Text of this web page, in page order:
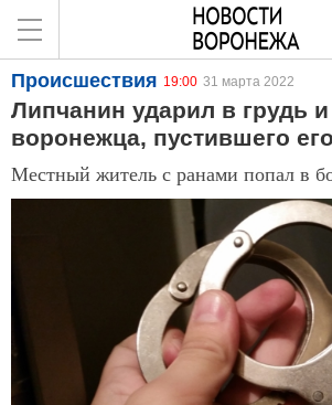
Происшествия 19:00 31 марта 2022
Липчанин ударил в грудь
воронежца, пустившего
Местный житель с ранами попал в